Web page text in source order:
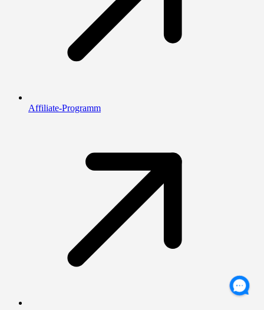
Affiliate-Programm